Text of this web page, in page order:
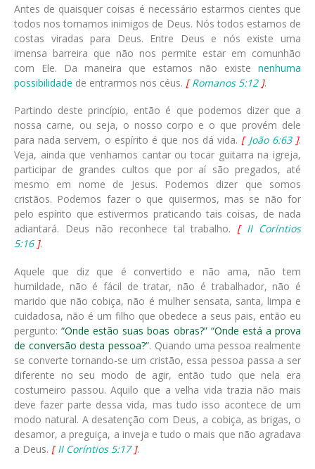
Antes de quaisquer coisas é necessário estarmos cientes que
todos nos tornamos inimigos de Deus. Nós todos estamos de
costas viradas para Deus. Entre Deus e nós existe uma
imensa barreira que não nos permite estar em comunhão
com Ele. Da maneira que estamos não existe nenhuma
possibilidade de entrarmos nos céus. [Romanos 5:12].
Partindo deste princípio, então é que podemos dizer que a
nossa carne, ou seja, o nosso corpo e o que provém dele
para nada servem, o espírito é que nos dá vida. [ João 6:63].
Veja, ainda que venhamos cantar ou tocar guitarra na igreja,
participar de grandes cultos que por aí são pregados, até
mesmo em nome de Jesus. Podemos dizer que somos
cristãos. Podemos fazer o que quisermos, mas se não for
pelo espírito que estivermos praticando tais coisas, de nada
adiantará. Deus não reconhece tal trabalho. [ II Coríntios
5:16].
Aquele que diz que é convertido e não ama, não tem
humildade, não é fácil de tratar, não é trabalhador, não é
marido que não cobiça, não é mulher sensata, santa, limpa e
cuidadosa, não é um filho que obedece a seus pais, então eu
pergunto:“Onde estão suas boas obras?” “Onde está a prova
de conversão desta pessoa?”. Quando uma pessoa realmente
se converte tornando-se um cristão, essa pessoa passa a ser
diferente no seu modo de agir, então tudo que nela era
costumeiro passou. Aquilo que a velha vida trazia não mais
deve fazer parte dessa vida, mas tudo isso acontece de um
modo natural. A desatenção com Deus, a cobiça, as brigas, o
desamor, a preguiça, a inveja e tudo o mais que não agradava
a Deus. [II Coríntios 5:17].